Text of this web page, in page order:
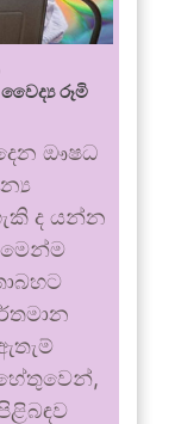
රූමි
ඖෂධ
ද යන්න